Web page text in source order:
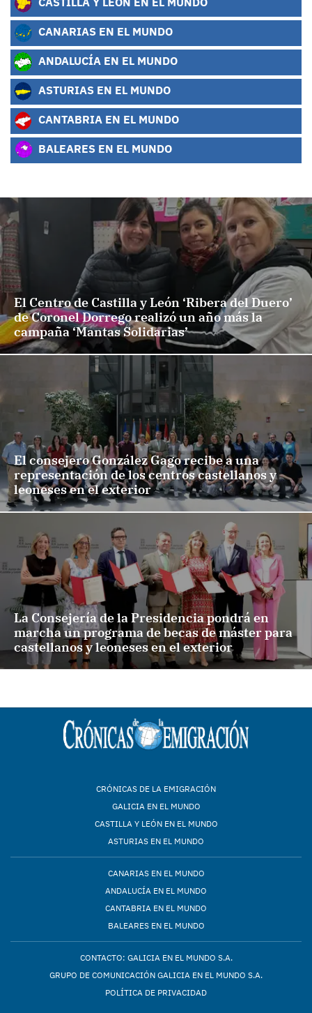
CANARIAS EN EL MUNDO
ANDALUCÍA EN EL MUNDO
ASTURIAS EN EL MUNDO
CANTABRIA EN EL MUNDO
BALEARES EN EL MUNDO
El Centro de Castilla y León ‘Ribera del Duero’
de Coronel Dorrego realizó un año más la
campaña ‘Mantas Solidarias’
El consejero González Gago recibe a una
representación de los centros castellanos y
leoneses en el exterior
La Consejería de la Presidencia pondrá en
marcha un programa de becas de máster para
castellanos y leoneses en el exterior
CRÓNICAS DE LA EMIGRACIÓN
GALICIA EN EL MUNDO
CASTILLA Y LEÓN EN EL MUNDO
ASTURIAS EN EL MUNDO
CANARIAS EN EL MUNDO
ANDALUCÍA EN EL MUNDO
CANTABRIA EN EL MUNDO
BALEARES EN EL MUNDO
CONTACTO: GALICIA EN EL MUNDO S.A.
GRUPO DE COMUNICACIÓN GALICIA EN EL MUNDO S.A.
POLÍTICA DE PRIVACIDAD